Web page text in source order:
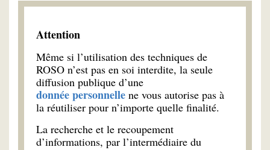
Attention
Même si l’utilisation des techniques de
ROSO n’est pas en soi interdite, la seule
diffusion publique d’une
donnée personnelle ne vous autorise pas à
la réutiliser pour n’importe quelle finalité.
La recherche et le recoupement
d’informations, par l’intermédiaire du